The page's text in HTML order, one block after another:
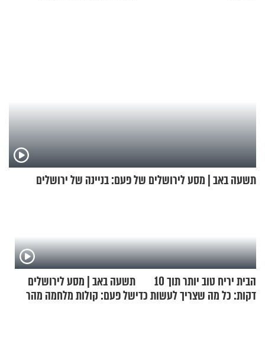
תשעה באב | מסע לירושלים של פעם: בניינה של ירושלים
הבית יריח טוב יותר תוך 10
דקות: כל מה שצריך לעשות כדי
תשעה באב | מסע לירושלים
של פעם: קולות מלחמה מהר